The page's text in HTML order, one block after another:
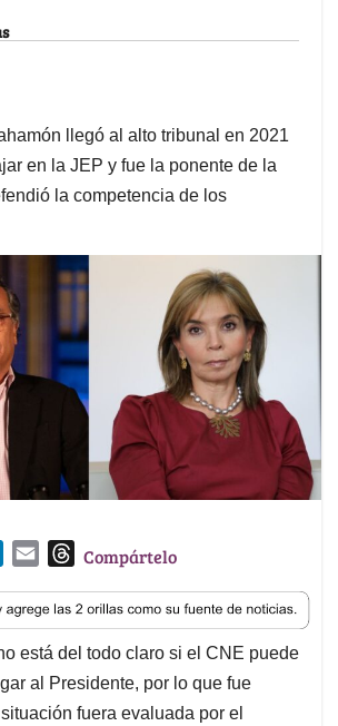
llegó al alto tribunal en 2021
en la JEP y fue la ponente de la
la competencia de los
n
k
e
d
I
a
i
l
T
r
e
a
d
s
Compártelo
está del todo claro si el CNE puede
al Presidente, por lo que fue
fuera evaluada por el